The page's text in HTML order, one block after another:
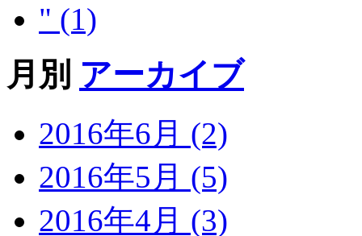
" (1)
月別 アーカイブ
2016年6月 (2)
2016年5月 (5)
2016年4月 (3)